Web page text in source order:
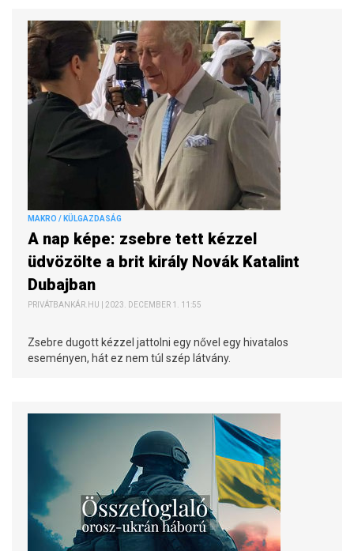
MAKRO / KÜLGAZDASÁG
A nap képe: zsebre tett kézzel
üdvözölte a brit király Novák Katalint
Dubajban
PRIVÁTBANKÁR.HU | 2023. DECEMBER 1. 11:55
Zsebre dugott kézzel jattolni egy nővel egy hivatalos
eseményen, hát ez nem túl szép látvány.